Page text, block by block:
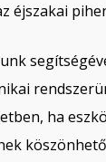
éjszakai
ha